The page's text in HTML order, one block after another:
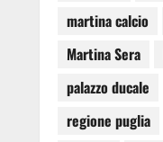
martina calcio
Martina Sera
palazzo ducale
regione puglia